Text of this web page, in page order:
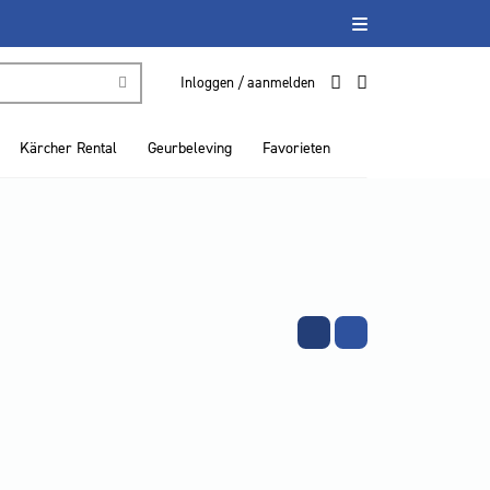
Inloggen / aanmelden
Kärcher Rental Geurbeleving Favorieten